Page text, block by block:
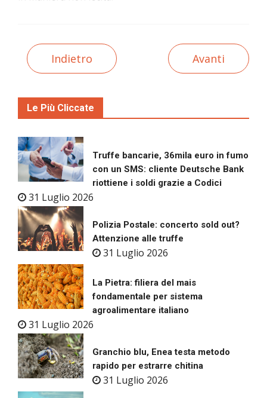
Indietro Avanti
Le Più Cliccate
Truffe bancarie, 36mila euro in fumo
con un SMS: cliente Deutsche Bank
riottiene i soldi grazie a Codici
31 Luglio 2026
Polizia Postale: concerto sold out?
Attenzione alle truffe
31 Luglio 2026
La Pietra: filiera del mais
fondamentale per sistema
agroalimentare italiano
31 Luglio 2026
Granchio blu, Enea testa metodo
rapido per estrarre chitina
31 Luglio 2026